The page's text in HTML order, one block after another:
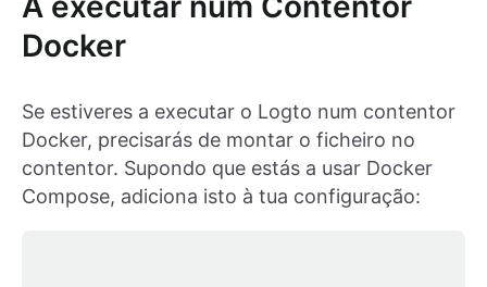
Docker
Se estiveres a executar o Logto num contentor
Docker, precisarás de montar o ficheiro no
contentor. Supondo que estás a usar Docker
Compose, adiciona isto à tua configuração: